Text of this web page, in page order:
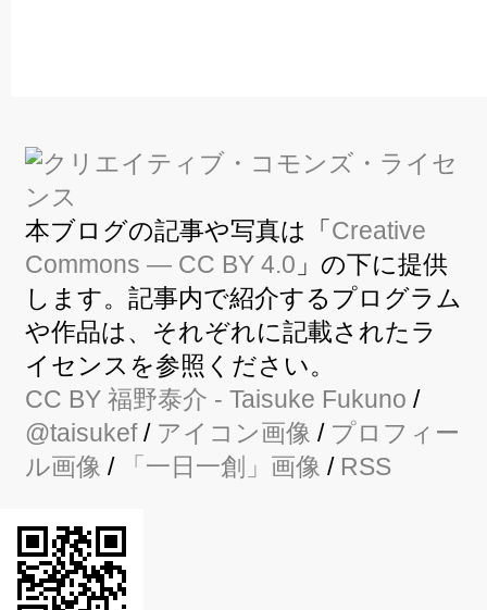
本ブログの記事や写真は「 Creative
Commons — CC BY 4.0 」の下に提供
します。記事内で紹介するプログラム
や作品は、それぞれに記載されたラ
イセンスを参照ください。
CC BY 福野泰介 - Taisuke Fukuno /
@taisukef/ アイコン画像 / プロフィー
ル画像 / 「一日一創」画像 / RSS